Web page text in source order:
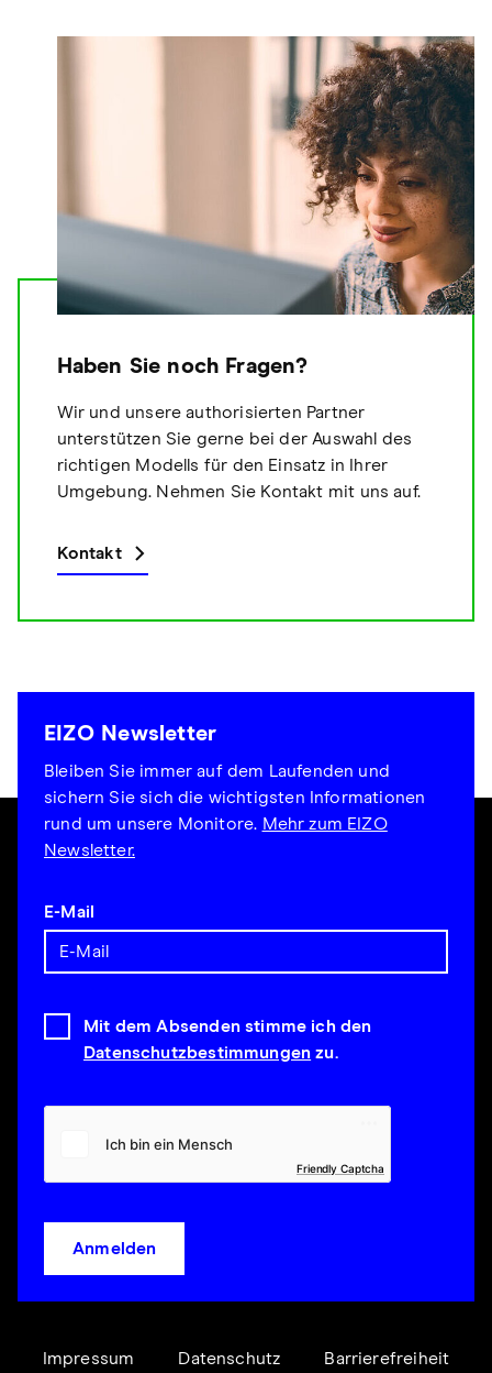
Haben Sie noch Fragen?
Wir und unsere authorisierten Partner
unterstützen Sie gerne bei der Auswahl des
richtigen Modells für den Einsatz in Ihrer
Umgebung. Nehmen Sie Kontakt mit uns auf.
Kontakt
EIZO Newsletter
Bleiben Sie immer auf dem Laufenden und
sichern Sie sich die wichtigsten Informationen
rund um unsere Monitore. Mehr zum EIZO
Newsletter.
E-Mail
Mit dem Absenden stimme ich den
Datenschutzbestimmungen zu.
Friendly Captcha
Anmelden
Impressum Datenschutz Barrierefreiheit